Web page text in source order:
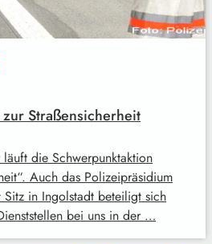
Straßensicherheit
die Schwerpunktaktion
Auch das Polizeipräsidium
in Ingolstadt beteiligt sich
bei uns in der …